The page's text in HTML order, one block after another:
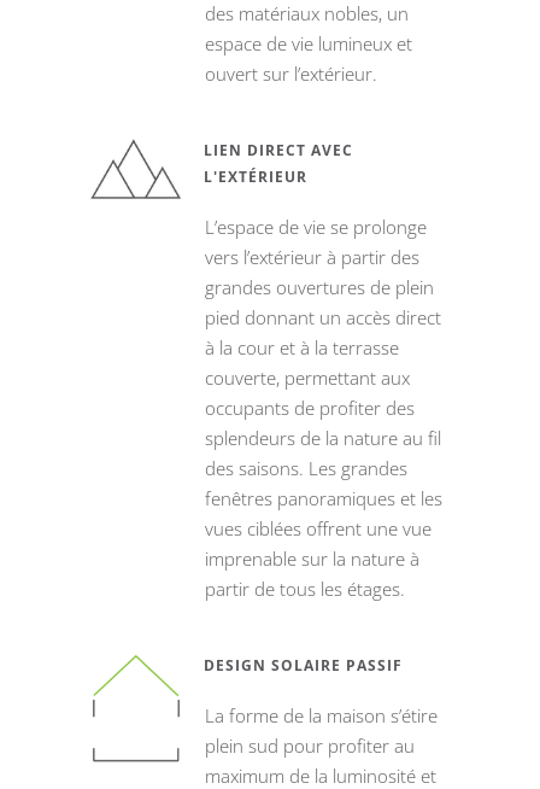
des matériaux nobles, un
espace de vie lumineux et
ouvert sur l’extérieur.
LIEN DIRECT AVEC
L'EXTÉRIEUR
L’espace de vie se prolonge
vers l’extérieur à partir des
grandes ouvertures de plein
pied donnant un accès direct
à la cour et à la terrasse
couverte, permettant aux
occupants de profiter des
splendeurs de la nature au fil
des saisons. Les grandes
fenêtres panoramiques et les
vues ciblées offrent une vue
imprenable sur la nature à
partir de tous les étages.
DESIGN SOLAIRE PASSIF
La forme de la maison s’étire
plein sud pour profiter au
maximum de la luminosité et